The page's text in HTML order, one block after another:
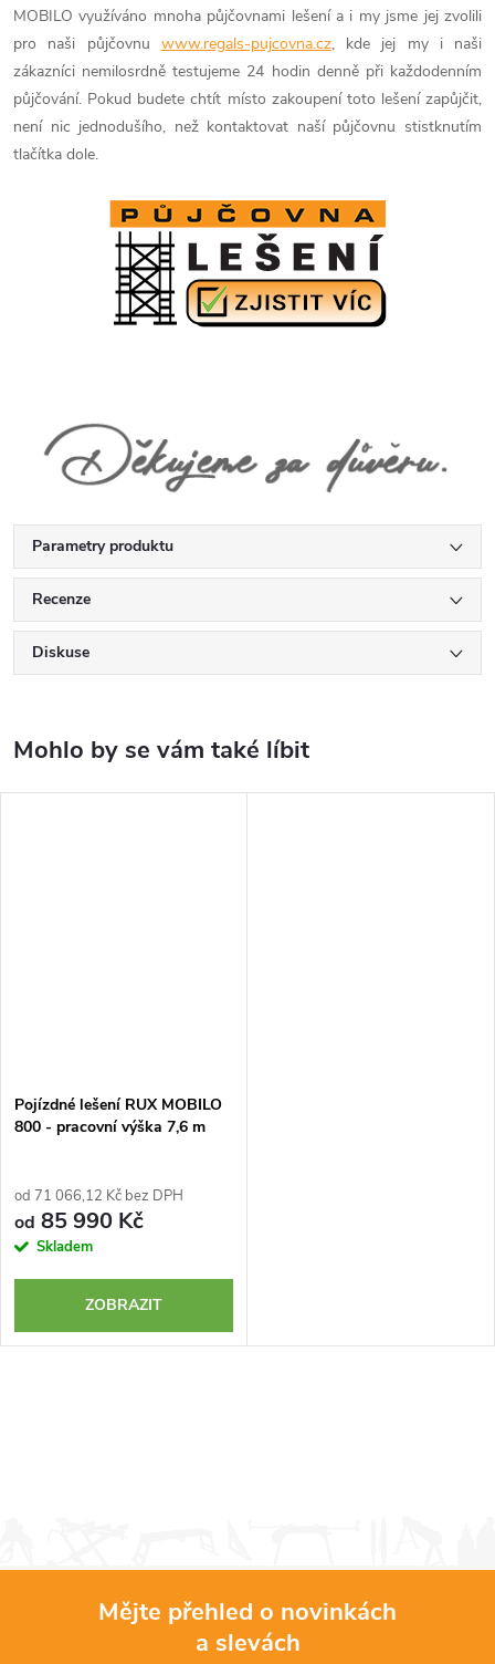
MOBILO využíváno mnoha půjčovnami lešení a i my jsme jej zvolili
pro naši půjčovnu www.regals-pujcovna.cz, kde jej my i naši
zákazníci nemilosrdně testujeme 24 hodin denně při každodenním
půjčování. Pokud budete chtít místo zakoupení toto lešení zapůjčit,
není nic jednodušího, než kontaktovat naší půjčovnu stistknutím
tlačítka dole.
Parametry produktu
Recenze
Diskuse
Pojízdné lešení RUX MOBILO
800 - pracovní výška 7,6 m
od 71 066,12 Kč bez DPH
od 85 990 Kč
Skladem
ZOBRAZIT
Mějte přehled o novinkách
a slevách